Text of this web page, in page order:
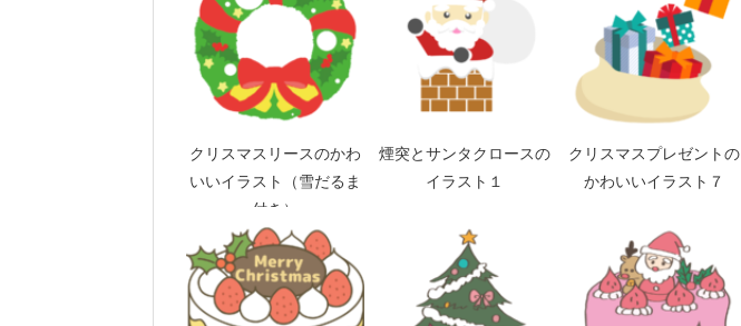
クリスマスリースのかわ
いいイラスト（雪だるま
付き）
煙突とサンタクロースの
イラスト１
クリスマスプレゼントの
かわいいイラスト７